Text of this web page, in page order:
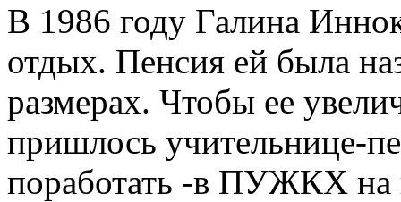
В 1986 году Галина
отдых. Пенсия ей была
размерах. Чтобы ее
пришлось учительнице-
поработать -в ПУЖКХ на